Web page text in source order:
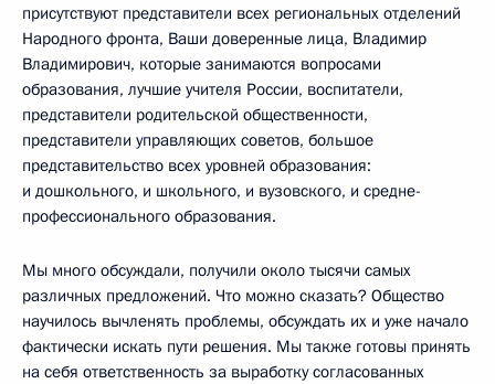
присутствуют представители всех региональных отделений
Народного фронта, Ваши доверенные лица, Владимир
Владимирович, которые занимаются вопросами
образования, лучшие учителя России, воспитатели,
представители родительской общественности,
представители управляющих советов, большое
представительство всех уровней образования:
и дошкольного, и школьного, и вузовского, и средне-
профессионального образования.
Мы много обсуждали, получили около тысячи самых
различных предложений. Что можно сказать? Общество
научилось вычленять проблемы, обсуждать их и уже начало
фактически искать пути решения. Мы также готовы принять
на себя ответственность за выработку согласованных